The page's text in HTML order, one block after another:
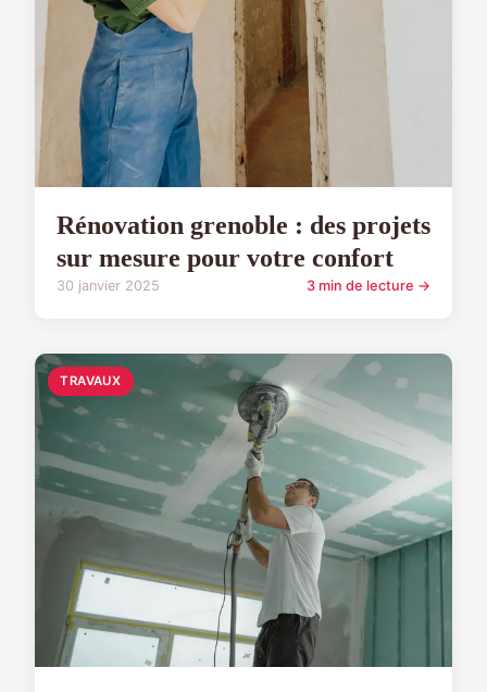
Rénovation grenoble : des projets
sur mesure pour votre confort
30 janvier 2025 3 min de lecture →
TRAVAUX